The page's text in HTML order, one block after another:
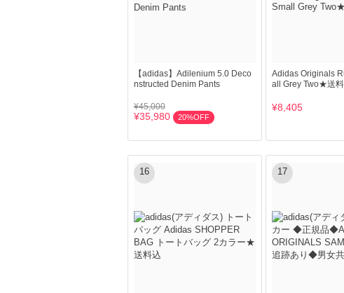
【adidas】Adilenium 5.0 Deco
nstructed Denim Pants
¥45,000
¥35,980 20%OFF
Adidas Originals
all Grey Two★送
¥8,405
16 17